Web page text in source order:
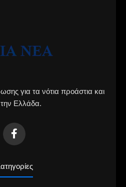
για τα νότια προάστια και
Ελλάδα.